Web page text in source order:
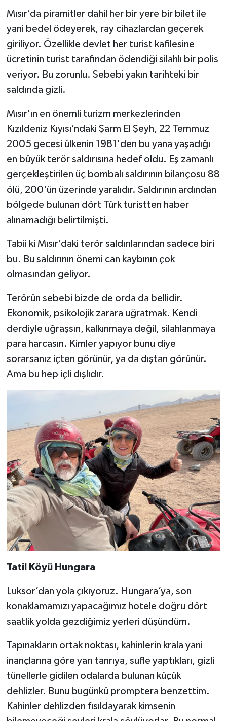
Mısır’da piramitler dahil her bir yere bir bilet ile
yani bedel ödeyerek, ray cihazlardan geçerek
giriliyor. Özellikle devlet her turist kafilesine
ücretinin turist tarafından ödendiği silahlı bir polis
veriyor. Bu zorunlu. Sebebi yakın tarihteki bir
saldırıda gizli.
Mısır'ın en önemli turizm merkezlerinden
Kızıldeniz Kıyısı’ndaki Şarm El Şeyh, 22 Temmuz
2005 gecesi ülkenin 1981'den bu yana yaşadığı
en büyük terör saldırısına hedef oldu. Eş zamanlı
gerçekleştirilen üç bombalı saldırının bilançosu 88
ölü, 200'ün üzerinde yaralıdır. Saldırının ardından
bölgede bulunan dört Türk turistten haber
alınamadığı belirtilmişti.
Tabii ki Mısır’daki terör saldırılarından sadece biri
bu. Bu saldırının önemi can kaybının çok
olmasından geliyor.
Terörün sebebi bizde de orda da bellidir.
Ekonomik, psikolojik zarara uğratmak. Kendi
derdiyle uğraşsın, kalkınmaya değil, silahlanmaya
para harcasın. Kimler yapıyor bunu diye
sorarsanız içten görünür, ya da dıştan görünür.
Ama bu hep içli dışlıdır.
Tatil Köyü Hungara
Luksor’dan yola çıkıyoruz. Hungara’ya, son
konaklamamızı yapacağımız hotele doğru dört
saatlik yolda gezdiğimiz yerleri düşündüm.
Tapınakların ortak noktası, kahinlerin krala yani
inançlarına göre yarı tanrıya, sufle yaptıkları, gizli
tünellerle gidilen odalarda bulunan küçük
dehlizler. Bunu bugünkü promptera benzettim.
Kahinler dehlizden fısıldayarak kimsenin